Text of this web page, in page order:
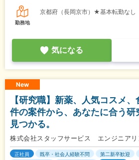
勤務地
京都府（長岡京市）★基本転勤なし
気になる
New
【研究職】新薬、人気コスメ
件の案件から、あなたに合う研
見つかる。
株式会社スタッフサービス エンジニアリ
正社員 既卒・社会人経験不問 第二新卒歓迎